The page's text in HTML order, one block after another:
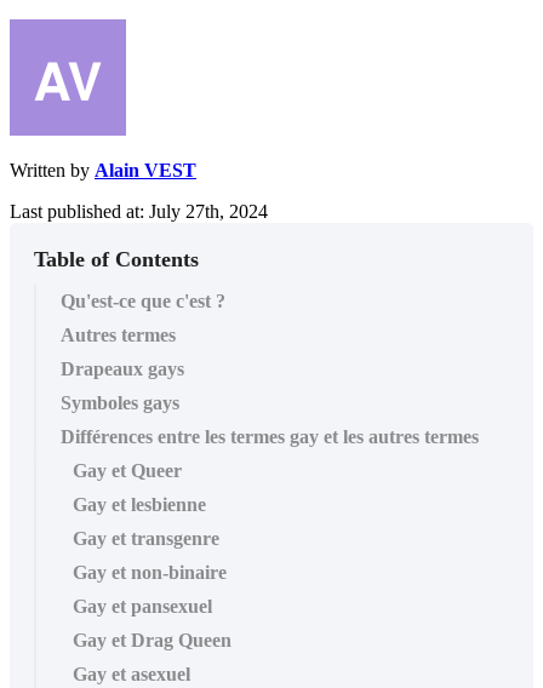
Written by Alain VEST
Last published at: July 27th, 2024
Table of Contents
Qu'est-ce que c'est ?
Autres termes
Drapeaux gays
Symboles gays
Différences entre les termes gay et les autres termes
Gay et Queer
Gay et lesbienne
Gay et transgenre
Gay et non-binaire
Gay et pansexuel
Gay et Drag Queen
Gay et asexuel